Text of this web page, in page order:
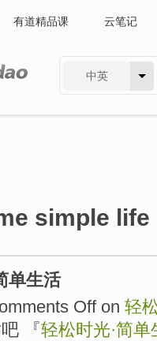
有道精品课 云笔记
中英
simple life
单生活
Off on 轻
『轻松时光·简单